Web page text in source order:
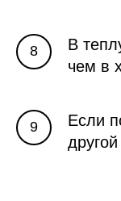
В
чем в
Если